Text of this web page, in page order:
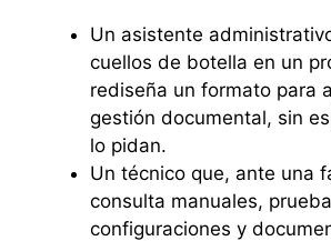
Un asistente
cuellos de botella en un
rediseña un formato para
gestión documental, sin
lo pidan.
Un técnico que, ante una
consulta manuales,
configuraciones y